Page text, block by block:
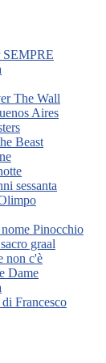
SEMPRE
The Wall
Aires
Beast
sessanta
Pinocchio
graal
non c'è
Dame
Francesco